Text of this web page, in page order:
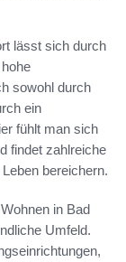
lässt sich durch
sowohl durch
ein
fühlt man sich
findet zahlreiche
bereichern.
in Bad
Umfeld.